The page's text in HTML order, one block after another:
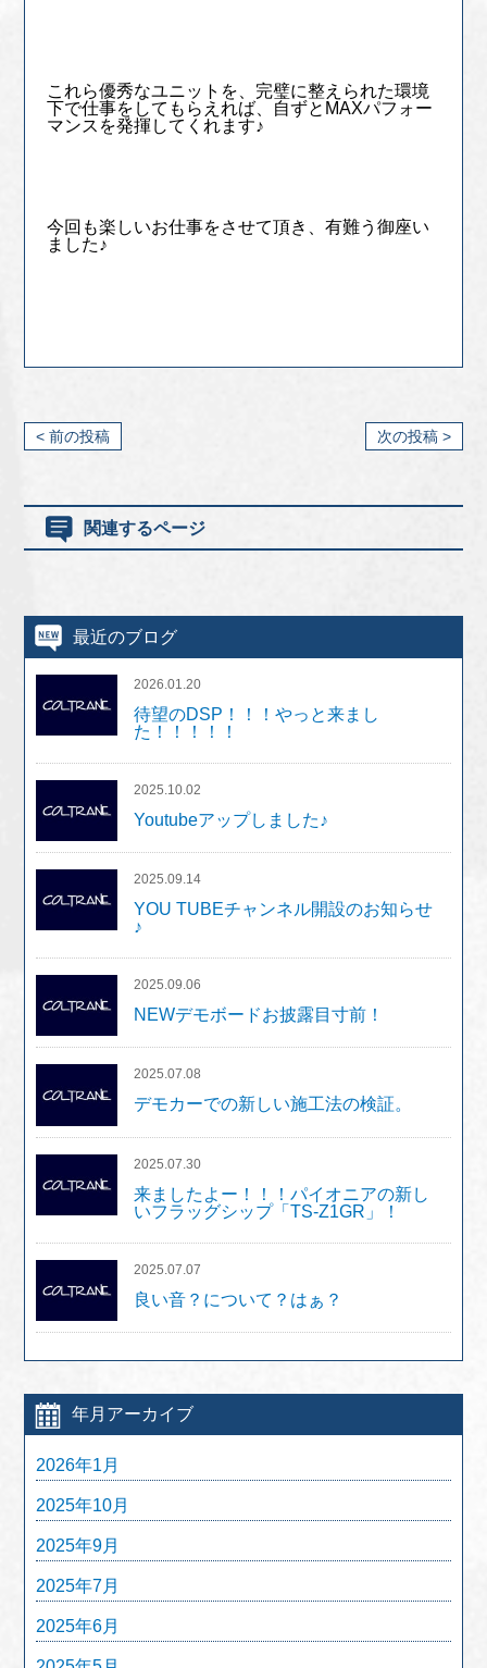
これら優秀なユニットを、完璧に整えられた環境
下で仕事をしてもらえれば、自ずとMAXパフォー
マンスを発揮してくれます♪
今回も楽しいお仕事をさせて頂き、有難う御座い
ました♪
次の投稿 >
< 前の投稿
関連するページ
最近のブログ
2026.01.20
待望のDSP！！！やっと来まし
た！！！！！
2025.10.02
Youtubeアップしました♪
2025.09.14
YOU TUBEチャンネル開設のお知らせ
♪
2025.09.06
NEWデモボードお披露目寸前！
2025.07.08
デモカーでの新しい施工法の検証。
2025.07.30
来ましたよー！！！パイオニアの新し
いフラッグシップ「TS-Z1GR」！
2025.07.07
良い音？について？はぁ？
年月アーカイブ
2026年1月
2025年10月
2025年9月
2025年7月
2025年6月